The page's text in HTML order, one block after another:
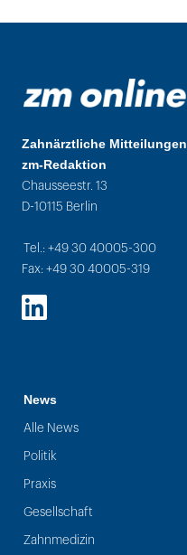
Zahnärztliche Mitteilungen
zm-Redaktion
Chausseestr. 13
D-10115 Berlin
Tel.: +49 30 40005-300
Fax: +49 30 40005-319
LinkedIn
News
Alle News
Politik
Praxis
Gesellschaft
Zahnmedizin